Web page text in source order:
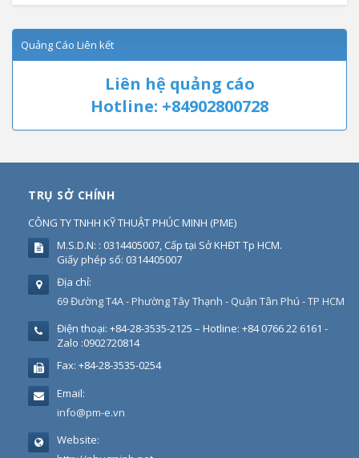
Quảng Cáo Liên kết
Liên hệ quảng cáo
Hotline: +84902800728
TRỤ SỞ CHÍNH
CÔNG TY TNHH KỸ THUẬT PHÚC MINH (PME)
M.S.D.N: : 0314405007, Cấp tại Sở KHĐT Tp HCM.
Giấy phép số: 0314405007
Địa chỉ:
69 Đường T4A - Phường Tây Thạnh - Quận Tân Phú - TP HCM
Điện thoại: +84-28-3535-2125 – Hotline: +84 0766 22 6161 -
Zalo :0902720814
Fax: +84-28-3535-0254
Email:
info@pm-e.vn
Website: